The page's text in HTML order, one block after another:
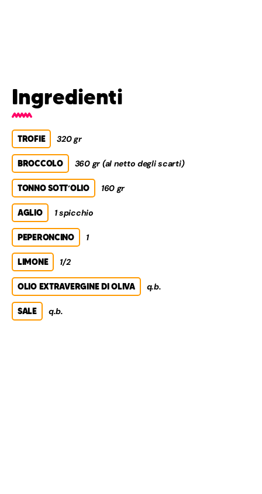
Ingredienti
TROFIE 320 gr
BROCCOLO 360 gr (al netto degli scarti)
TONNO SOTT’OLIO 160 gr
AGLIO 1 spicchio
PEPERONCINO 1
LIMONE 1/2
OLIO EXTRAVERGINE DI OLIVA q.b.
SALE q.b.